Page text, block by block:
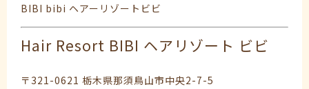
BIBI bibi ヘアーリゾートビビ
Hair Resort BIBI ヘアリゾート ビビ
〒321-0621 栃木県那須鳥山市中央2-7-5